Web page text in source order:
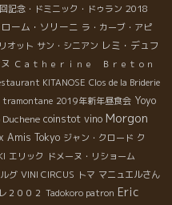
記念・ドミニック・ドゥラン 2018
ーム・ソリーニ ラ・カーブ・アピ
オット サン・シニアン レミ・デュフ
Ｃａｔｈｅｒｉｎｅ Ｂｒｅｔｏｎ
KITANOSE Clos de la Briderie
tramontane 2019年新年昼食会 Yoyo
coinstot vino Morgon
Amis Tokyo ジャン・クロード ク
エリック ドメーヌ・リショーム
グ VINI CIRCUS トマ マニュエルさん
２００２ Tadokoro patron Eric